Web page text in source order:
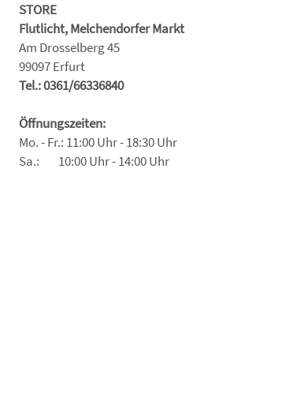
STORE
Flutlicht, Melchendorfer Markt
Am Drosselberg 45
99097 Erfurt
Tel.: 0361/66336840
Öffnungszeiten:
Mo. - Fr.: 11:00 Uhr - 18:30 Uhr
Sa.: 10:00 Uhr - 14:00 Uhr